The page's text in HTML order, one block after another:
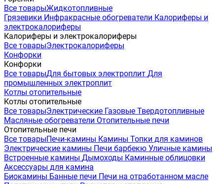
Все товарыЖидкотопливные
Грязевики Инфракрасные обогреватели Калориферы и
электрокалориферы
Калориферы и электрокалориферы
Все товарыЭлектрокалориферы
Конфорки
Конфорки
Все товарыДля бытовых электроплит Для
промышленных электроплит
Котлы отопительные
Котлы отопительные
Все товарыЭлектрические Газовые Твердотопливные
Масляные обогреватели Отопительные печи
Отопительные печи
Все товарыПечи-камины Камины Топки для каминов
Электрические камины Печи барбекю Уличные камины
Встроенные камины Дымоходы Каминные облицовки
Аксессуары для камина
Биокамины Банные печи Печи на отработанном масле